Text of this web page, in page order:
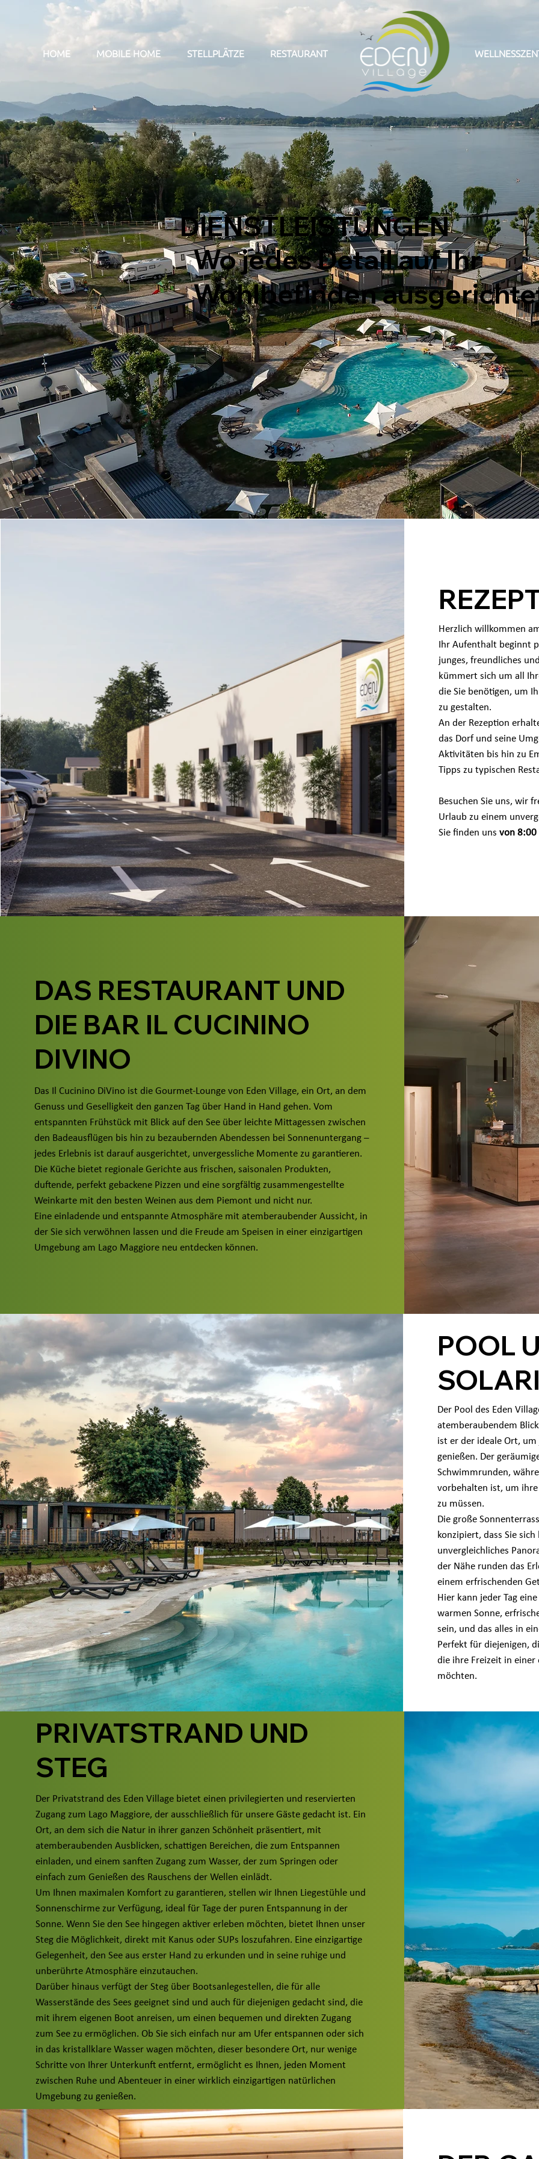
HOME MOBILE HOME STELLPLÄTZE RESTAURANT
DIENSTLEISTUNGEN
Wo jedes Detail auf Ihr
Wohlbefinden
Herzlich willkommen
Ihr Aufenthalt beginnt
junges, freundliches
kümmert sich um all
die Sie benötigen, um
zu gestalten.
An der Rezeption
das Dorf und seine
Aktivitäten bis hin zu
Tipps zu typischen
Besuchen Sie uns, wir
Urlaub zu einem
Sie finden uns von 8:00
DAS RESTAURANT UND
DIE BAR IL CUCININO
DIVINO
Das Il Cucinino DiVino ist die Gourmet-Lounge von Eden Village, ein Ort, an dem
Genuss und Geselligkeit den ganzen Tag über Hand in Hand gehen. Vom
entspannten Frühstück mit Blick auf den See über leichte Mittagessen zwischen
den Badeausflügen bis hin zu bezaubernden Abendessen bei Sonnenuntergang –
jedes Erlebnis ist darauf ausgerichtet, unvergessliche Momente zu garantieren.
Die Küche bietet regionale Gerichte aus frischen, saisonalen Produkten,
duftende, perfekt gebackene Pizzen und eine sorgfältig zusammengestellte
Weinkarte mit den besten Weinen aus dem Piemont und nicht nur.
Eine einladende und entspannte Atmosphäre mit atemberaubender Aussicht, in
der Sie sich verwöhnen lassen und die Freude am Speisen in einer einzigartigen
Umgebung am Lago Maggiore neu entdecken können.
POOL
Der Pool des Eden
atemberaubendem
ist er der ideale Ort,
genießen. Der
Schwimmrunden,
vorbehalten ist, um
zu müssen.
Die große
konzipiert, dass Sie
unvergleichliches
der Nähe runden das
einem erfrischenden
Hier kann jeder Tag
warmen Sonne,
sein, und das alles in
Perfekt für diejenigen,
die ihre Freizeit in einer
möchten.
PRIVATSTRAND UND
STEG
Der Privatstrand des Eden Village bietet einen privilegierten und reservierten
Zugang zum Lago Maggiore, der ausschließlich für unsere Gäste gedacht ist. Ein
Ort, an dem sich die Natur in ihrer ganzen Schönheit präsentiert, mit
atemberaubenden Ausblicken, schattigen Bereichen, die zum Entspannen
einladen, und einem sanften Zugang zum Wasser, der zum Springen oder
einfach zum Genießen des Rauschens der Wellen einlädt.
Um Ihnen maximalen Komfort zu garantieren, stellen wir Ihnen Liegestühle und
Sonnenschirme zur Verfügung, ideal für Tage der puren Entspannung in der
Sonne. Wenn Sie den See hingegen aktiver erleben möchten, bietet Ihnen unser
Steg die Möglichkeit, direkt mit Kanus oder SUPs loszufahren. Eine einzigartige
Gelegenheit, den See aus erster Hand zu erkunden und in seine ruhige und
unberührte Atmosphäre einzutauchen.
Darüber hinaus verfügt der Steg über Bootsanlegestellen, die für alle
Wasserstände des Sees geeignet sind und auch für diejenigen gedacht sind, die
mit ihrem eigenen Boot anreisen, um einen bequemen und direkten Zugang
zum See zu ermöglichen. Ob Sie sich einfach nur am Ufer entspannen oder sich
in das kristallklare Wasser wagen möchten, dieser besondere Ort, nur wenige
Schritte von Ihrer Unterkunft entfernt, ermöglicht es Ihnen, jeden Moment
zwischen Ruhe und Abenteuer in einer wirklich einzigartigen natürlichen
Umgebung zu genießen.